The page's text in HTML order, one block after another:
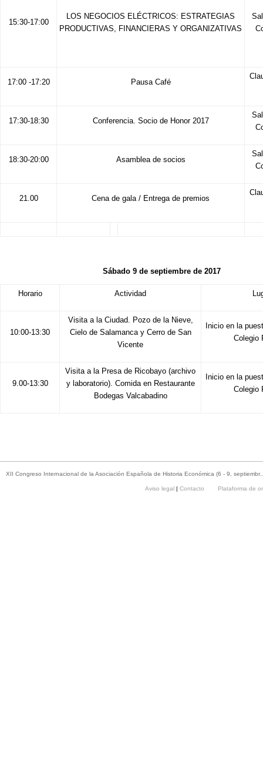
15:30-17:00
LOS NEGOCIOS ELÉCTRICOS: ESTRATEGIAS
PRODUCTIVAS, FINANCIERAS Y ORGANIZATIVAS
17:00 -17:20 Pausa Café
17:30-18:30 Conferencia. Socio de Honor 2017
18:30-20:00 Asamblea de socios
21.00 Cena de gala / Entrega de premios
Sábado 9 de septiembre de 2017
Horario Actividad
10:00-13:30
Visita a la Ciudad. Pozo de la Nieve,
Cielo de Salamanca y Cerro de San
Vicente
Inicio en la
Colegio
9.00-13:30
Visita a la Presa de Ricobayo (archivo
y laboratorio). Comida en Restaurante
Bodegas Valcabadino
Inicio en la
Colegio
XII Congreso Internacional de la Asociación Española de Historia Económica (6 - 9,
Aviso legal | Contacto Plataforma de